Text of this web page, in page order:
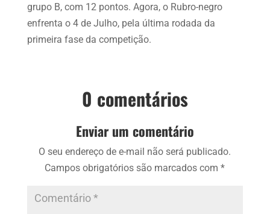
grupo B, com 12 pontos. Agora, o Rubro-negro
enfrenta o 4 de Julho, pela última rodada da
primeira fase da competição.
0 comentários
Enviar um comentário
O seu endereço de e-mail não será publicado.
Campos obrigatórios são marcados com*